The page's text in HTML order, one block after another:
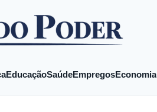
EducaçãoSaúdeEmpregosEconomia